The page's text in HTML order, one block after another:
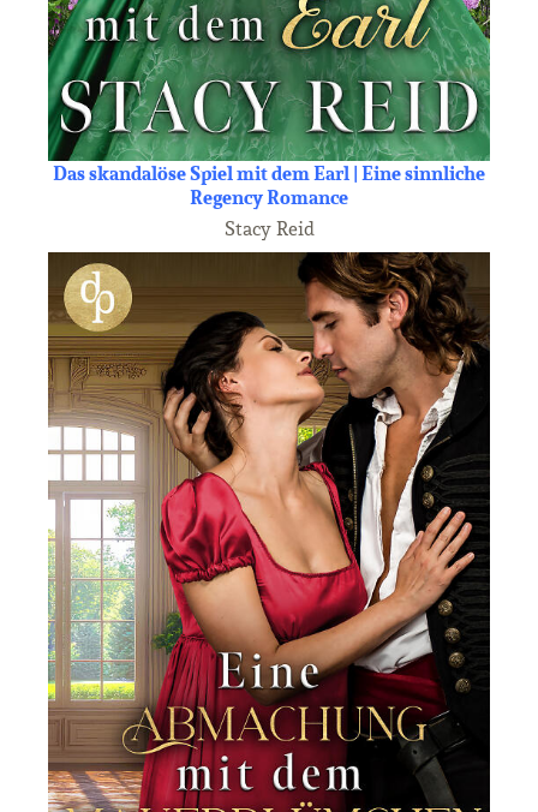
Das skandalöse Spiel mit dem Earl | Eine sinnliche
Regency Romance
Stacy Reid